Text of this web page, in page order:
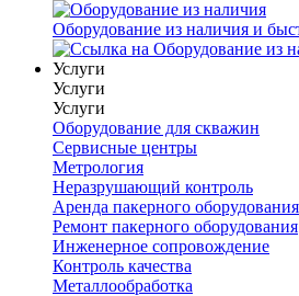
Оборудование из наличия и
Услуги
Услуги
Услуги
Оборудование для скважин
Сервисные центры
Метрология
Неразрушающий контроль
Аренда пакерного оборудования
Ремонт пакерного оборудования
Инженерное сопровождение
Контроль качества
Металлообработка